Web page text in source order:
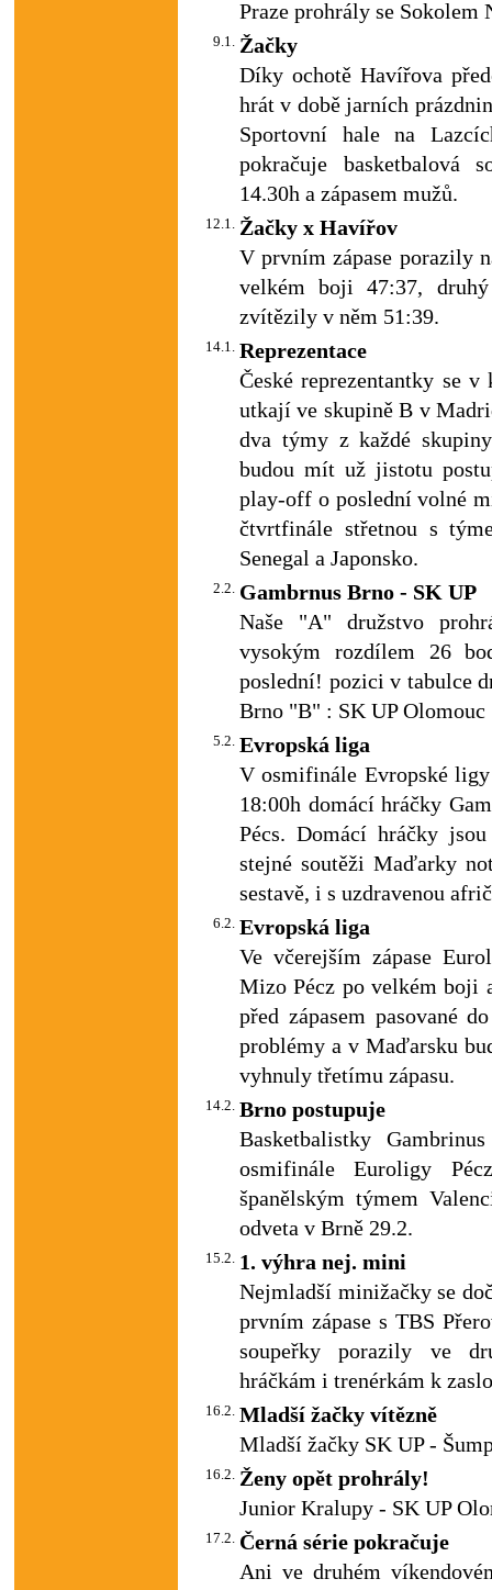
Praze prohrály se Sokolem
9.1. Žačky
Díky ochotě Havířova
hrát v době jarních
Sportovní hale na
pokračuje basketbalová
14.30h a zápasem mužů.
12.1. Žačky x Havířov
V prvním zápase porazily
velkém boji 47:37,
zvítězily v něm 51:39.
14.1. Reprezentace
České reprezentantky se
utkají ve skupině B v
dva týmy z každé
budou mít už jistotu
play-off o poslední volné
čtvrtfinále střetnou s
Senegal a Japonsko.
2.2. Gambrnus Brno - SK UP
Naše "A" družstvo
vysokým rozdílem 26
poslední! pozici v tabulce
Brno "B" : SK UP Olomouc
5.2. Evropská liga
V osmifinále Evropské
18:00h domácí hráčky
Pécs. Domácí hráčky
stejné soutěži Maďarky
sestavě, i s uzdravenou
6.2. Evropská liga
Ve včerejším zápase
Mizo Pécz po velkém boji
před zápasem pasované
problémy a v Maďarsku
vyhnuly třetímu zápasu.
14.2. Brno postupuje
Basketbalistky
osmifinále Euroligy
španělským týmem
odveta v Brně 29.2.
15.2. 1. výhra nej. mini
Nejmladší minižačky se
prvním zápase s TBS
soupeřky porazily ve
hráčkám i trenérkám k
16.2. Mladší žačky vítězně
Mladší žačky SK UP -
16.2. Ženy opět prohrály!
Junior Kralupy - SK UP
17.2. Černá série pokračuje
Ani ve druhém